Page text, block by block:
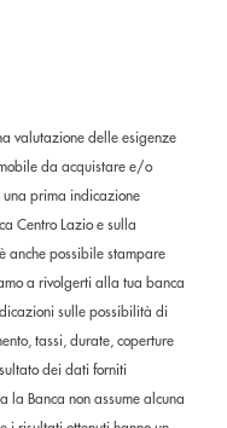
valutazione delle esigenze
da acquistare e/o
una prima indicazione
Centro Lazio e sulla
anche possibile stampare
a rivolgerti alla tua banca
sulle possibilità di
tassi, durate, coperture
dei dati forniti
la Banca non assume alcuna